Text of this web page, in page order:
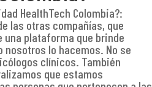
HealthTech Colombia?:
las otras compañías, que
plataforma que brinde
lo hacemos. No se
clínicos. También
que estamos